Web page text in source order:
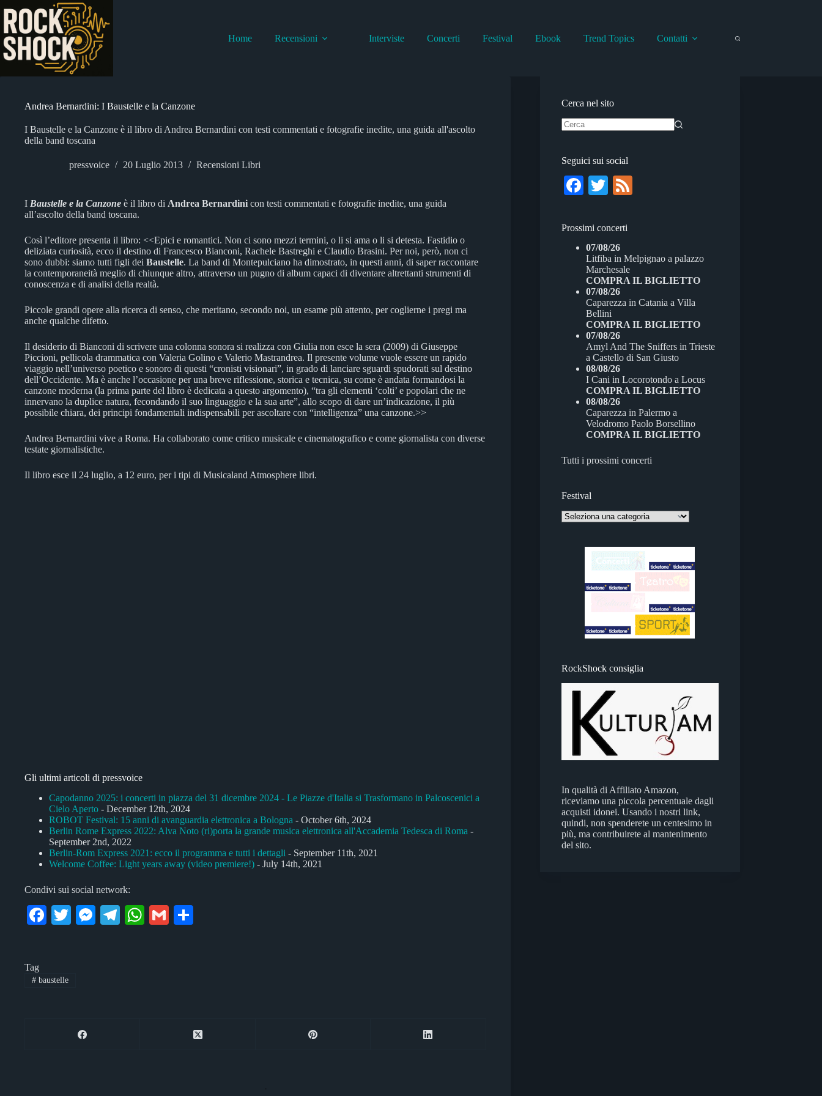
contenuto
Home
Recensioni Interviste Concerti Festival Ebook Trend Topics Contatti
Andrea Bernardini: I Baustelle e la Canzone
I Baustelle e la Canzone è il libro di Andrea Bernardini con testi commentati e fotografie inedite, una guida all'ascolto
della band toscana
pressvoice 20 Luglio 2013 Recensioni Libri
I Baustelle e la Canzone è il libro di Andrea Bernardini con testi commentati e fotografie inedite, una guida
all’ascolto della band toscana.
Così l’editore presenta il libro: <<Epici e romantici. Non ci sono mezzi termini, o li si ama o li si detesta. Fastidio o
deliziata curiosità, ecco il destino di Francesco Bianconi, Rachele Bastreghi e Claudio Brasini. Per noi, però, non ci
sono dubbi: siamo tutti figli dei Baustelle. La band di Montepulciano ha dimostrato, in questi anni, di saper raccontare
la contemporaneità meglio di chiunque altro, attraverso un pugno di album capaci di diventare altrettanti strumenti di
conoscenza e di analisi della realtà.
Piccole grandi opere alla ricerca di senso, che meritano, secondo noi, un esame più attento, per coglierne i pregi ma
anche qualche difetto.
Il desiderio di Bianconi di scrivere una colonna sonora si realizza con Giulia non esce la sera (2009) di Giuseppe
Piccioni, pellicola drammatica con Valeria Golino e Valerio Mastrandrea. Il presente volume vuole essere un rapido
viaggio nell’universo poetico e sonoro di questi “cronisti visionari”, in grado di lanciare sguardi spudorati sul destino
dell’Occidente. Ma è anche l’occasione per una breve riflessione, storica e tecnica, su come è andata formandosi la
canzone moderna (la prima parte del libro è dedicata a questo argomento), “tra gli elementi ‘colti’ e popolari che ne
innervano la duplice natura, fecondando il suo linguaggio e la sua arte”, allo scopo di dare un’indicazione, il più
possibile chiara, dei principi fondamentali indispensabili per ascoltare con “intelligenza” una canzone.>>
Andrea Bernardini vive a Roma. Ha collaborato come critico musicale e cinematografico e come giornalista con diverse
testate giornalistiche.
Il libro esce il 24 luglio, a 12 euro, per i tipi di Musicaland Atmosphere libri.
Gli ultimi articoli di pressvoice
Capodanno 2025: i concerti in piazza del 31 dicembre 2024 - Le Piazze d'Italia si Trasformano in Palcoscenici a
Cielo Aperto - December 12th, 2024
ROBOT Festival: 15 anni di avanguardia elettronica a Bologna - October 6th, 2024
Berlin Rome Express 2022: Alva Noto (ri)porta la grande musica elettronica all'Accademia Tedesca di Roma -
September 2nd, 2022
Berlin-Rom Express 2021: ecco il programma e tutti i dettagli - September 11th, 2021
Welcome Coffee: Light years away (video premiere!) - July 14th, 2021
Condivi sui social network:
Fa
ok
T
M
Te W
G
Tag
#baustelle
Cerca nel sito
Seguici sui social
Fa
bo
ok
T
tte
r
Prossimi concerti
07/08/26
Litfiba inMelpignao a palazzo
Marchesale
COMPRA IL BIGLIETTO
07/08/26
Caparezza inCatania a Villa
Bellini
COMPRA IL BIGLIETTO
07/08/26
Amyl And The Sniffers inTrieste
a Castello di San Giusto
08/08/26
I Cani inLocorotondo a Locus
COMPRA IL BIGLIETTO
08/08/26
Caparezza inPalermo a
Velodromo Paolo Borsellino
COMPRA IL BIGLIETTO
Tutti i prossimi concerti
Festival
RockShock consiglia
In qualità di Affiliato Amazon,
riceviamo una piccola percentuale dagli
acquisti idonei. Usando i nostri link,
quindi, non spenderete un centesimo in
più, ma contribuirete al mantenimento
del sito.